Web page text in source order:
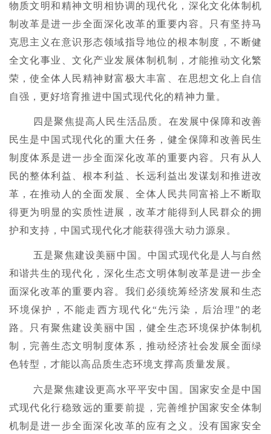
物质文明和精神文明相协调的现代化，深化文化体制机
制改革是进一步全面深化改革的重要内容。只有坚持马
克思主义在意识形态领域指导地位的根本制度，不断健
全文化事业、文化产业发展体制机制，才能推动文化繁
荣，使全体人民精神财富极大丰富、在思想文化上自信
自强，更好培育推进中国式现代化的精神力量。
四是聚焦提高人民生活品质。在发展中保障和改善
民生是中国式现代化的重大任务，健全保障和改善民生
制度体系是进一步全面深化改革的重要内容。只有从人
民的整体利益、根本利益、长远利益出发谋划和推进改
革，在推动人的全面发展、全体人民共同富裕上不断取
得更为明显的实质性进展，改革才能得到人民群众的拥
护和支持，中国式现代化才能获得强大动力源泉。
五是聚焦建设美丽中国。中国式现代化是人与自然
和谐共生的现代化，深化生态文明体制改革是进一步全
面深化改革的重要内容。我们必须统筹经济发展和生态
环境保护，不能走西方现代化“先污染，后治理”的老
路。只有聚焦建设美丽中国，健全生态环境保护体制机
制，完善生态文明制度体系，推动经济社会发展全面绿
色转型，才能以高品质生态环境支撑高质量发展。
六是聚焦建设更高水平平安中国。国家安全是中国
式现代化行稳致远的重要前提，完善维护国家安全体制
机制是进一步全面深化改革的应有之义。没有国家安全